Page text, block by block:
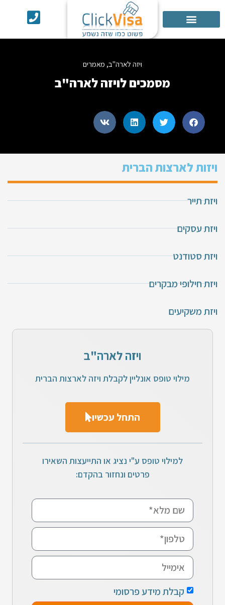
ויזה לארה"ב, מאמרים
מסמכים לויזה לארה"ב
ויזות לארצות הברית
ויזת תייר
ויזת עסקים
ויזת סטודנט
ויזת חילופי מבקרים
ויזת משקיעים
ויזה לארה"ב
מילוי טופס אונליין לקבלת ויזה לארצות הברית
התחל עכשיו
למילוי טופס ע"י נציג או התייעצות השאירו
פרטים ונחזור בהקדם:
קבלת מידע פרסומי